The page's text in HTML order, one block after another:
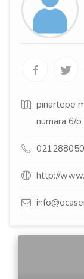
pınartepe
numara 6/
http://